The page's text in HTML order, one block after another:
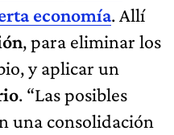
economía. Allí
, para eliminar los
y aplicar un
. “Las posibles
una consolidación